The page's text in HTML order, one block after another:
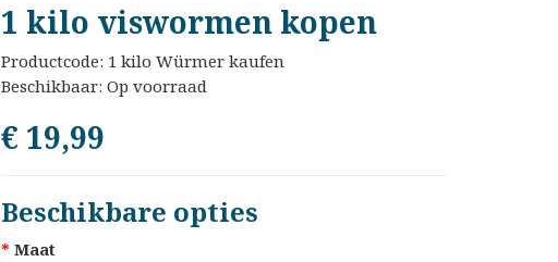
1 kilo viswormen kopen
Productcode: 1 kilo Würmer kaufen
Beschikbaar: Op voorraad
€ 19,99
Beschikbare opties
Maat